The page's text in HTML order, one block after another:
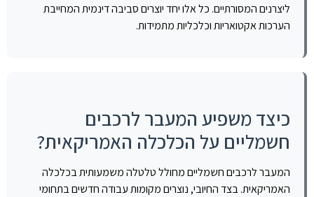
ליצרנים המסורתיים. כל אלו יחד יוצרים סביבה דינמית המחייבת
הערכות אקטואריות וכלכליות מתמידות.
כיצד משפיע המעבר לרכבים
חשמליים על הכלכלה האמריקאית?
המעבר לרכבים חשמליים מחולל טלטלה משמעותית בכלכלה
האמריקאית. בצד החיובי, נוצרים מקומות עבודה חדשים בתחומי